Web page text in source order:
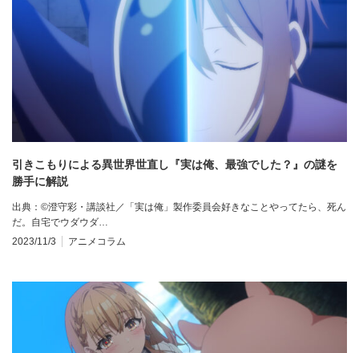
引きこもりによる異世界世直し『実は俺、最強でした？』の謎を
勝手に解説
出典：©澄守彩・講談社／「実は俺」製作委員会好きなことやってたら、死ん
だ。自宅でウダウダ…
2023/11/3
アニメコラム